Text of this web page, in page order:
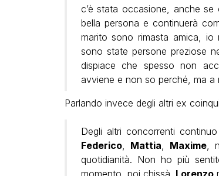
c’è stata occasione, anche
bella persona e continuerà
marito sono rimasta amica,
sono state persone preziose
dispiace che spesso non
avviene e non so perché, ma a
Parlando invece degli altri ex
Degli altri concorrenti
Federico, Mattia Maxime,
quotidianità. Non ho più
momento, poi chissà. Lorenzo